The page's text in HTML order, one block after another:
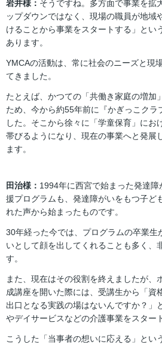
岩井様： そうですね。多方面で事業を拡
ップダウンではなく、現場の職員が地域
けることから事業をスタートする」とい
あります。
YMCAの活動は、常に社会のニーズと現
てきました。
たとえば、かつての「共働き家庭の増加
ため、今から約55年前に『かぎっこクラ
した。そこから徐々に「学童保育」にお
帯びるようになり、現在の事業へと発展
ます。
田治様： 1994年に西宮で始まった発達
援プログラムも、発達障がいをもつ子ど
れた声から始まったものです。
30年経った今では、プログラムの卒業生
いとして顔を出してくれることも多く、
す。
また、現在はその役割を終えましたが、
成講座を開いた際には、受講生から「資
出口となる実践の場はないんですか？」
やデイサービスなどの介護事業をスター
こうした「当事者の想いに応える」とい